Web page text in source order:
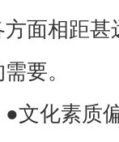
方面相距
要。
化素质